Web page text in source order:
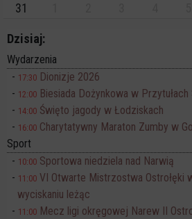
31
Dzisiaj:
Wydarzenia
17:30 Dionizje 2026
12:00 Biesiada Dożynkowa w Przytułach
14:00 Święto jagody w Łodziskach
16:00 Charytatywny Maraton Zumby w
Sport
10:00 Sportowa niedziela nad Narwią
11:00 VI Otwarte Mistrzostwa Ostrołęki
wyciskaniu leżąc
11:00 Mecz ligi okręgowej Narew II